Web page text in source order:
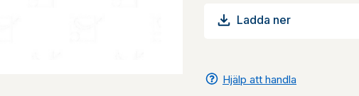
Ladda ner
Hjälp att handla